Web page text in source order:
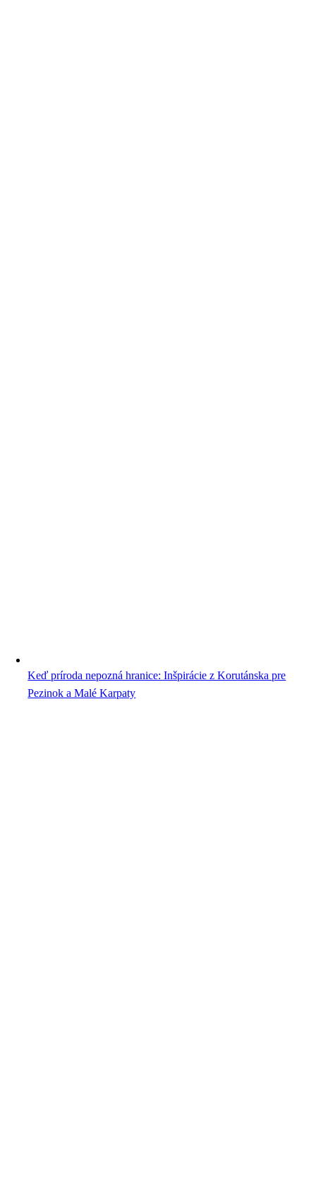
Keď príroda nepozná hranice: Inšpirácie z Korutánska pre
Pezinok a Malé Karpaty